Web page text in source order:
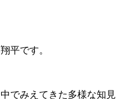
平です。
でみえてきた多様な知見